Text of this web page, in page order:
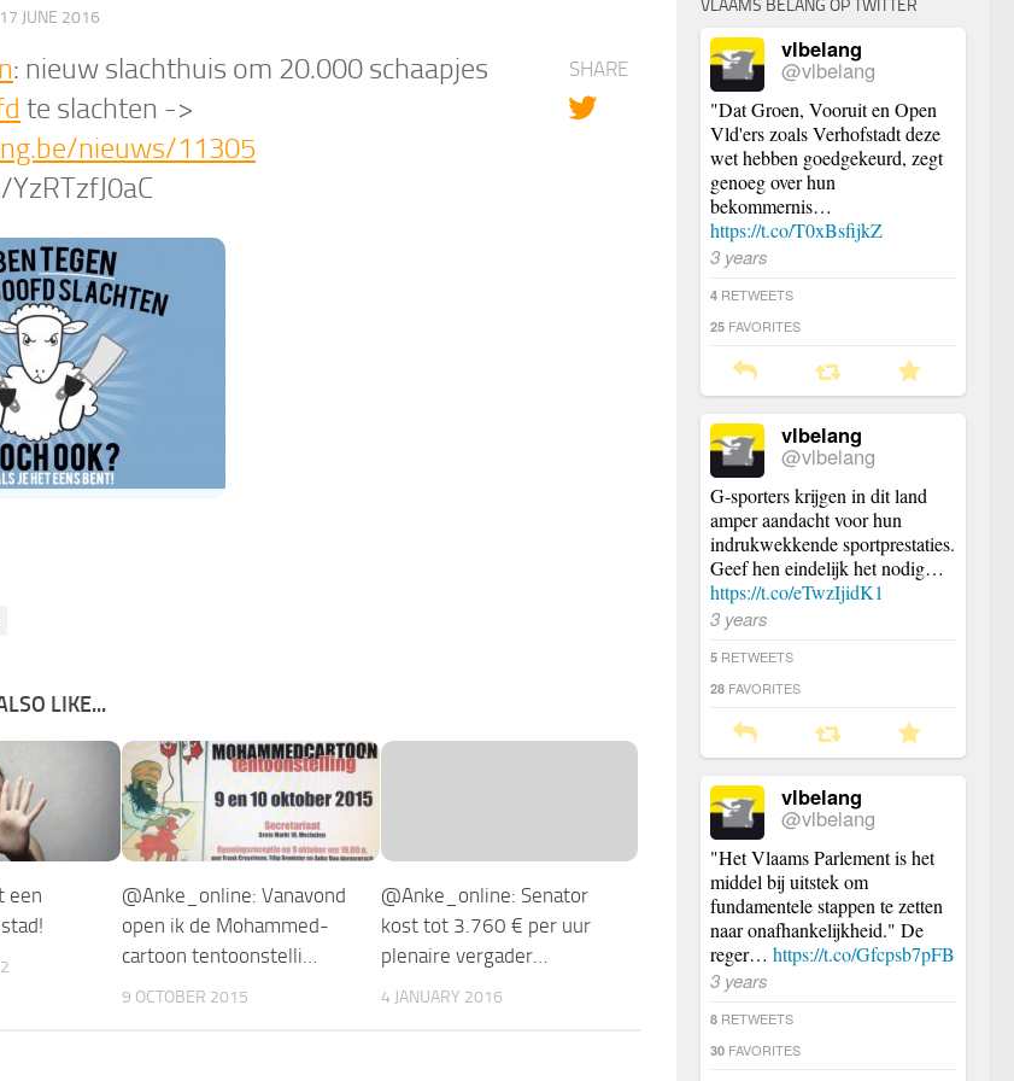
17 JUNE 2016
: nieuw slachthuis om 20.000 schaapjes
te slachten ->
nieuws/11305
SHARE
LIKE...
een
@Anke_online: Vanavond
open ik de Mohammed-
cartoon tentoonstelli…
9 OCTOBER 2015
@Anke_online: Senator
kost tot 3.760 € per uur
plenaire vergader…
4 JANUARY 2016
VLAAMS BELANG OP TWITTER
vlbelang
@vlbelang
"Dat Groen, Vooruit en Open
Vld'ers zoals Verhofstadt deze
wet hebben goedgekeurd, zegt
genoeg over hun
bekommernis…
https://t.co/T0xBsfijkZ
3 years
4 RETWEETS
25 FAVORITES
vlbelang
@vlbelang
G-sporters krijgen in dit land
amper aandacht voor hun
indrukwekkende sportprestaties.
Geef hen eindelijk het nodig…
https://t.co/eTwzIjidK1
3 years
5 RETWEETS
28 FAVORITES
vlbelang
@vlbelang
"Het Vlaams Parlement is het
middel bij uitstek om
fundamentele stappen te zetten
naar onafhankelijkheid." De
reger… https://t.co/Gfcpsb7pFB
3 years
8 RETWEETS
30 FAVORITES